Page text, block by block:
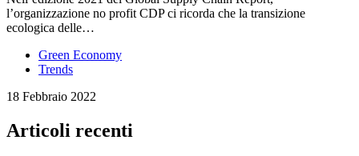
l’organizzazione no profit CDP ci ricorda che la transizione
ecologica delle…
Green Economy
Trends
18 Febbraio 2022
Articoli recenti